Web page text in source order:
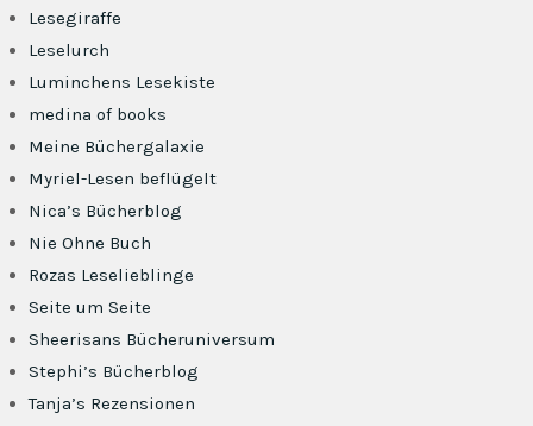
Lesegiraffe
Leselurch
Luminchens Lesekiste
medina of books
Meine Büchergalaxie
Myriel-Lesen beflügelt
Nica’s Bücherblog
Nie Ohne Buch
Rozas Leselieblinge
Seite um Seite
Sheerisans Bücheruniversum
Stephi’s Bücherblog
Tanja’s Rezensionen